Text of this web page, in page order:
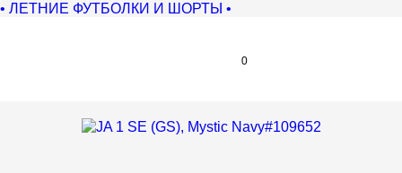
• ЛЕТНИЕ ФУТБОЛКИ И ШОРТЫ •
0